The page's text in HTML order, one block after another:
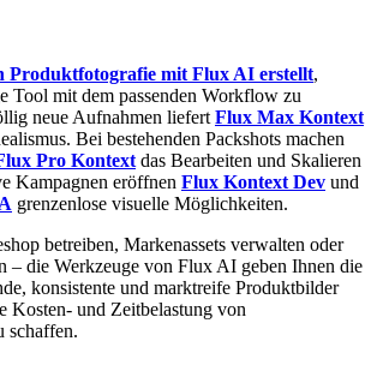
Produktfotografie mit Flux AI erstellt,
Tool mit dem passenden Workflow zu
neue Aufnahmen liefertFlux Max Kontext
Bei bestehenden Packshots machen
Pro Kontextdas Bearbeiten und Skalieren
Kampagnen eröffnen Flux Kontext Dev und
grenzenlose visuelle Möglichkeiten.
betreiben, Markenassets verwalten oder
– die Werkzeuge von Flux AI geben Ihnen die
konsistente und marktreife Produktbilder
Kosten- und Zeitbelastung von
schaffen.